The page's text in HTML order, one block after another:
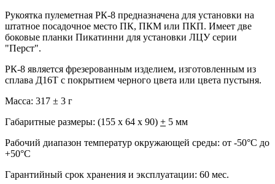
Рукоятка пулеметная РК-8 предназначена для установки на
штатное посадочное место ПК, ПКМ или ПКП. Имеет две
боковые планки Пикатинни для установки ЛЦУ серии
"Перст".
РК-8 является фрезерованным изделием, изготовленным из
сплава Д16Т с покрытием черного цвета или цвета пустыня.
Масса: 317 ± 3 г
Габаритные размеры: (155 х 64 х 90) + 5 мм
Рабочий диапазон температур окружающей среды: от -50°С до
+50°С
Гарантийный срок хранения и эксплуатации: 60 мес.